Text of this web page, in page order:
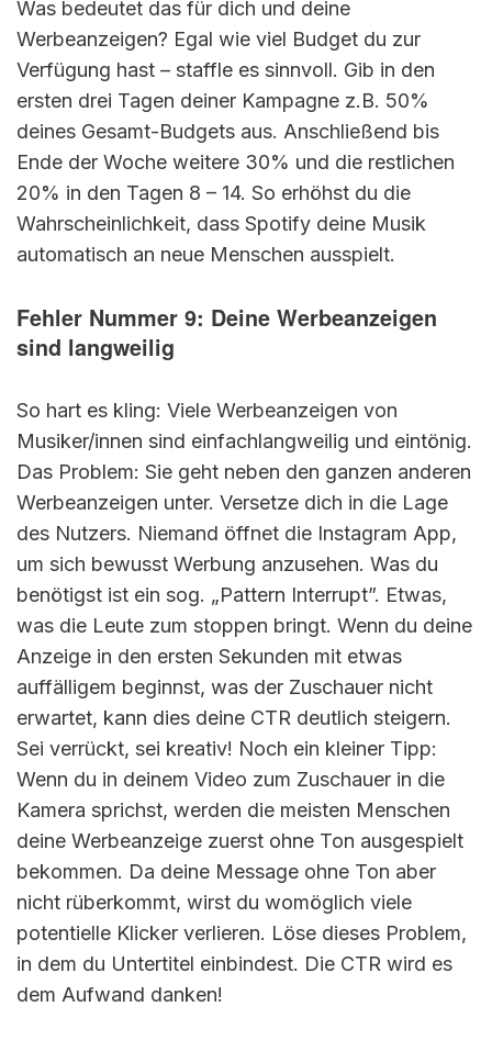
Was bedeutet das für dich und deine
Werbeanzeigen? Egal wie viel Budget du zur
Verfügung hast – staffle es sinnvoll. Gib in den
ersten drei Tagen deiner Kampagne z.B. 50%
deines Gesamt-Budgets aus. Anschließend bis
Ende der Woche weitere 30% und die restlichen
20% in den Tagen 8 – 14. So erhöhst du die
Wahrscheinlichkeit, dass Spotify deine Musik
automatisch an neue Menschen ausspielt.
Fehler Nummer 9: Deine Werbeanzeigen
sind langweilig
So hart es kling: Viele Werbeanzeigen von
Musiker/innen sind einfachlangweilig und eintönig.
Das Problem: Sie geht neben den ganzen anderen
Werbeanzeigen unter. Versetze dich in die Lage
des Nutzers. Niemand öffnet die Instagram App,
um sich bewusst Werbung anzusehen. Was du
benötigst ist ein sog. „Pattern Interrupt”. Etwas,
was die Leute zum stoppen bringt. Wenn du deine
Anzeige in den ersten Sekunden mit etwas
auffälligem beginnst, was der Zuschauer nicht
erwartet, kann dies deine CTR deutlich steigern.
Sei verrückt, sei kreativ! Noch ein kleiner Tipp:
Wenn du in deinem Video zum Zuschauer in die
Kamera sprichst, werden die meisten Menschen
deine Werbeanzeige zuerst ohne Ton ausgespielt
bekommen. Da deine Message ohne Ton aber
nicht rüberkommt, wirst du womöglich viele
potentielle Klicker verlieren. Löse dieses Problem,
in dem du Untertitel einbindest. Die CTR wird es
dem Aufwand danken!